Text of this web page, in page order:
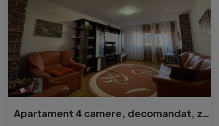
Apartament 4 camere, decomandat, zona Pacurari - Esplanada,